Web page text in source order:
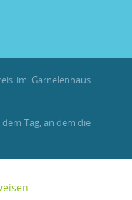
im Garnelenhaus
Tag, an dem die
Aktiv